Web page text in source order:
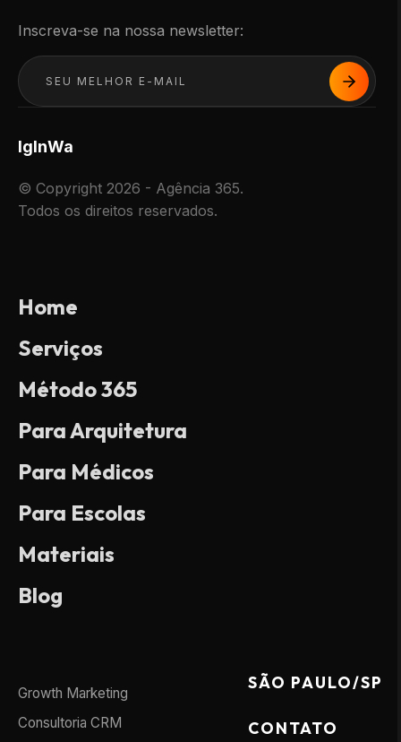
Inscreva-se na nossa newsletter:
IgInWa
© Copyright 2026 - Agência 365.
Todos os direitos reservados.
Home
Serviços
Método 365
Para Arquitetura
Para Médicos
Para Escolas
Materiais
Blog
Growth Marketing
Consultoria CRM
SÃO PAULO/SP
CONTATO